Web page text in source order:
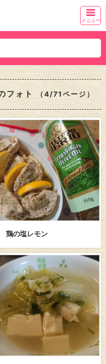
メニュー
フォト （4/71ページ）
鶏の塩レモン